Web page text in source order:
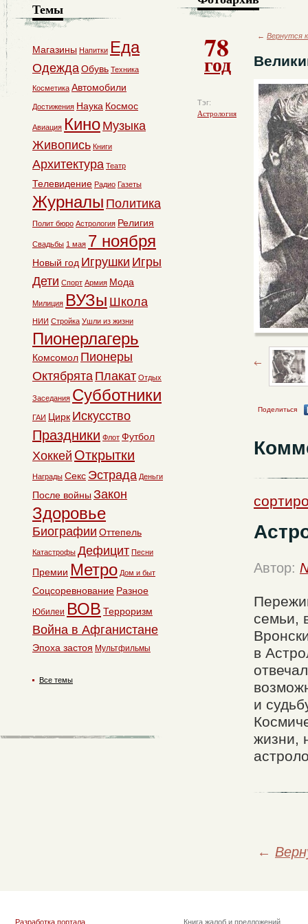
78
год
Тэг:
Астрология
← Вернутся
Поделиться
Автор:
семьи,
в
и
жизни,
←
Темы
Магазины Напитки Еда
ОдеждаОбувь Техника
Косметика Автомобили
Достижения Наука Космос
Авиация Кино Музыка
Живопись Книги
Архитектура Театр
Телевидение Радио Газеты
Журналы Политика
Полит бюро Астрология Религия
Свадьбы 1 мая 7 ноября
Новый год Игрушки Игры
Дети Спорт Армия Мода
Милиция ВУЗы Школа
НИИ Стройка Ушли из жизни
Пионерлагерь
Комсомол Пионеры
Октябрята Плакат Отдых
Заседания Субботники
ГАИ Цирк Искусство
Праздники Флот Футбол
Хоккей Открытки
Награды Секс Эстрада Деньги
После войны Закон
Здоровье
Биографии Оттепель
Катастрофы Дефицит Песни
Премии Метро Дом и быт
Соцсоревнование Разное
Юбилеи ВОВ Терроризм
Война в Афганистане
Эпоха застоя Мультфильмы
Все темы
Разработка портала Книга жалоб и предложений